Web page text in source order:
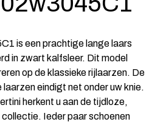
is een prachtige lange laars
in zwart kalfsleer. Dit model
op de klassieke rijlaarzen. De
eindigt net onder uw knie.
herkent u aan de tijdloze,
Ieder paar schoenen